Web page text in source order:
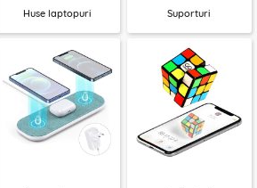
Huse laptopuri Suporturi